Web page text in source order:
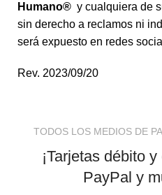
Humano® y cualquiera de
sin derecho a reclamos ni
será expuesto en redes
Rev. 2023/09/20
TODOS LOS MEDIOS DE
¡Tarjetas débito
PayPal y